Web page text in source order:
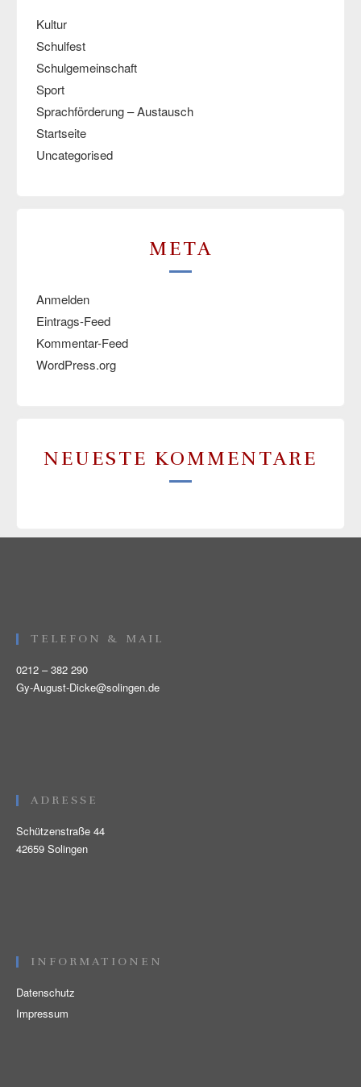
Kultur
Schulfest
Schulgemeinschaft
Sport
Sprachförderung – Austausch
Startseite
Uncategorised
META
Anmelden
Eintrags-Feed
Kommentar-Feed
WordPress.org
NEUESTE KOMMENTARE
TELEFON & MAIL
0212 – 382 290
Gy-August-Dicke@solingen.de
ADRESSE
Schützenstraße 44
42659 Solingen
INFORMATIONEN
Datenschutz
Impressum